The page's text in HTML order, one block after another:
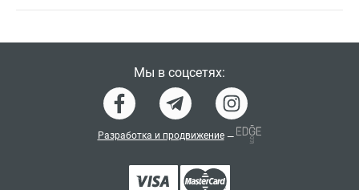
Мы в соцсетях:
Разработка и продвижение —